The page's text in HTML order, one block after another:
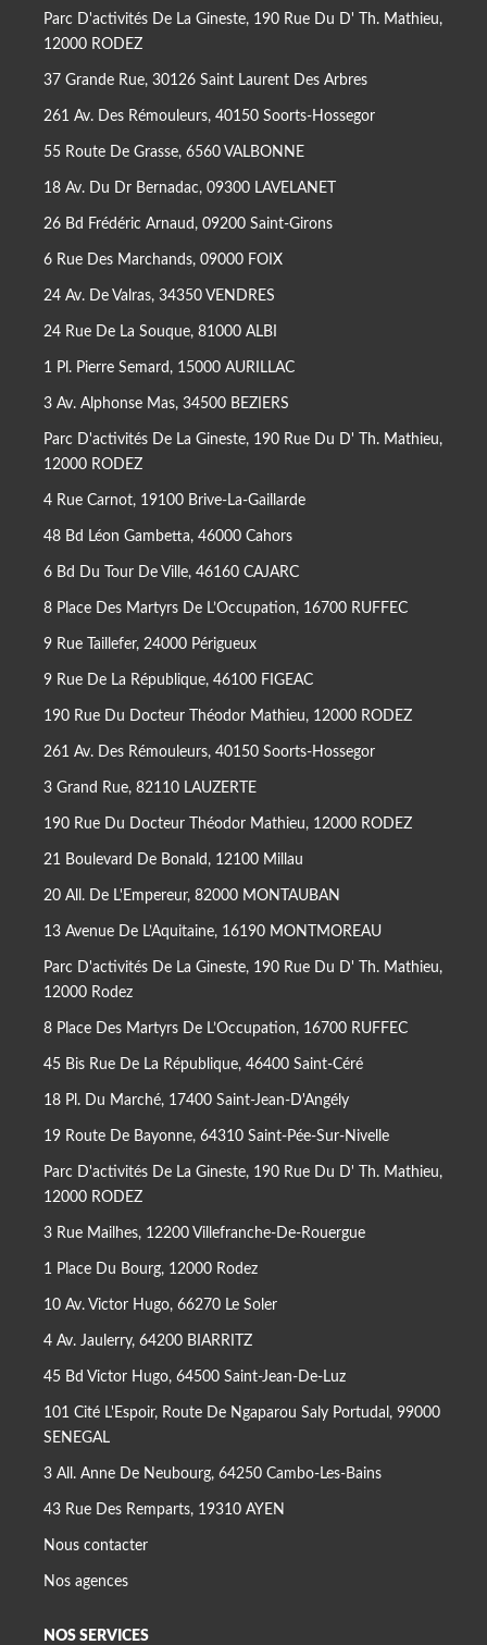
Parc D'activités De La Gineste, 190 Rue Du D' Th. Mathieu,
12000 RODEZ
37 Grande Rue, 30126 Saint Laurent Des Arbres
261 Av. Des Rémouleurs, 40150 Soorts-Hossegor
55 Route De Grasse, 6560 VALBONNE
18 Av. Du Dr Bernadac, 09300 LAVELANET
26 Bd Frédéric Arnaud, 09200 Saint-Girons
6 Rue Des Marchands, 09000 FOIX
24 Av. De Valras, 34350 VENDRES
24 Rue De La Souque, 81000 ALBI
1 Pl. Pierre Semard, 15000 AURILLAC
3 Av. Alphonse Mas, 34500 BEZIERS
Parc D'activités De La Gineste, 190 Rue Du D' Th. Mathieu,
12000 RODEZ
4 Rue Carnot, 19100 Brive-La-Gaillarde
48 Bd Léon Gambetta, 46000 Cahors
6 Bd Du Tour De Ville, 46160 CAJARC
8 Place Des Martyrs De L’Occupation, 16700 RUFFEC
9 Rue Taillefer, 24000 Périgueux
9 Rue De La République, 46100 FIGEAC
190 Rue Du Docteur Théodor Mathieu, 12000 RODEZ
261 Av. Des Rémouleurs, 40150 Soorts-Hossegor
3 Grand Rue, 82110 LAUZERTE
190 Rue Du Docteur Théodor Mathieu, 12000 RODEZ
21 Boulevard De Bonald, 12100 Millau
20 All. De L'Empereur, 82000 MONTAUBAN
13 Avenue De L’Aquitaine, 16190 MONTMOREAU
Parc D'activités De La Gineste, 190 Rue Du D' Th. Mathieu,
12000 Rodez
8 Place Des Martyrs De L’Occupation, 16700 RUFFEC
45 Bis Rue De La République, 46400 Saint-Céré
18 Pl. Du Marché, 17400 Saint-Jean-D'Angély
19 Route De Bayonne, 64310 Saint-Pée-Sur-Nivelle
Parc D'activités De La Gineste, 190 Rue Du D' Th. Mathieu,
12000 RODEZ
3 Rue Mailhes, 12200 Villefranche-De-Rouergue
1 Place Du Bourg, 12000 Rodez
10 Av. Victor Hugo, 66270 Le Soler
4 Av. Jaulerry, 64200 BIARRITZ
45 Bd Victor Hugo, 64500 Saint-Jean-De-Luz
101 Cité L'Espoir, Route De Ngaparou Saly Portudal, 99000
SENEGAL
3 All. Anne De Neubourg, 64250 Cambo-Les-Bains
43 Rue Des Remparts, 19310 AYEN
Nous contacter
Nos agences
NOS SERVICES